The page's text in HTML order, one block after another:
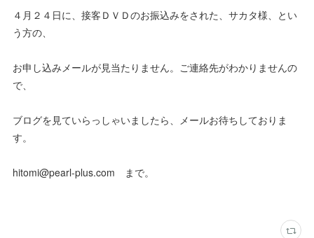
４月２４日に、接客ＤＶＤのお振込みをされた、サカタ様、とい
う方の、
お申し込みメールが見当たりません。ご連絡先がわかりませんの
で、
ブログを見ていらっしゃいましたら、メールお待ちしておりま
す。
hitomi@pearl-plus.com まで。